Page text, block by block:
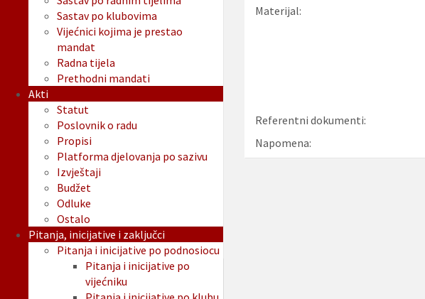
Materijal:
Referentni dokumenti:
Napomena:
Sastav po klubovima
Vijećnici kojima je prestao
mandat
Radna tijela
Prethodni mandati
Akti
Statut
Poslovnik o radu
Propisi
Platforma djelovanja po sazivu
Izvještaji
Budžet
Odluke
Ostalo
Pitanja, inicijative i zaključci
Pitanja i inicijative po podnosiocu
Pitanja i inicijative po
vijećniku